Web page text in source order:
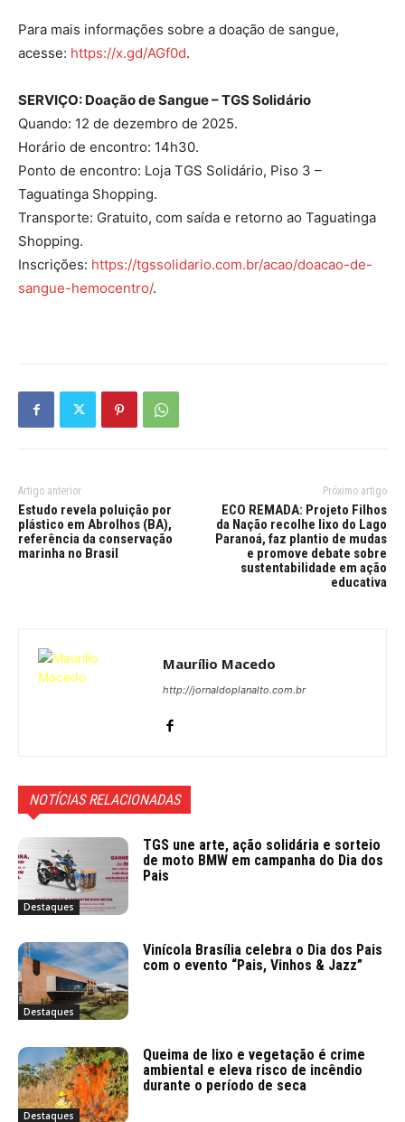
Para mais informações sobre a doação de sangue,
acesse: https://x.gd/AGf0d.
SERVIÇO: Doação de Sangue – TGS Solidário
Quando: 12 de dezembro de 2025.
Horário de encontro: 14h30.
Ponto de encontro: Loja TGS Solidário, Piso 3 –
Taguatinga Shopping.
Transporte: Gratuito, com saída e retorno ao Taguatinga
Shopping.
Inscrições: https://tgssolidario.com.br/acao/doacao-de-
sangue-hemocentro/.
Artigo anterior
Estudo revela poluição por
plástico em Abrolhos (BA),
referência da conservação
marinha no Brasil
Próximo artigo
ECO REMADA: Projeto Filhos
da Nação recolhe lixo do Lago
Paranoá, faz plantio de mudas
e promove debate sobre
sustentabilidade em ação
educativa
Maurílio Macedo
http://jornaldoplanalto.com.br
NOTÍCIAS RELACIONADAS
Destaques
TGS une arte, ação solidária e sorteio
de moto BMW em campanha do Dia dos
Pais
Destaques
Vinícola Brasília celebra o Dia dos Pais
com o evento “Pais, Vinhos & Jazz”
Destaques
Queima de lixo e vegetação é crime
ambiental e eleva risco de incêndio
durante o período de seca